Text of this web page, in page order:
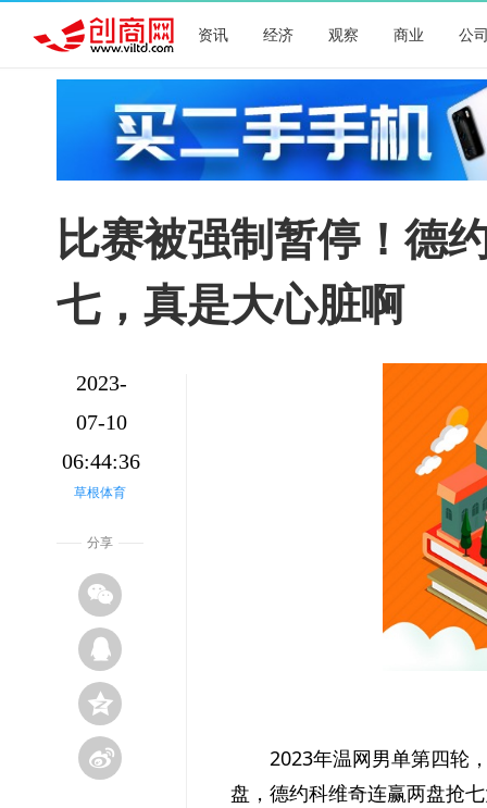
资讯 经济 观察 商业 公
比赛被强制暂停！德
七，真是大心脏啊
2023-
07-10
06:44:36
草根体育
分享
2023年温网男单第四轮
盘，德约科维奇连赢两盘抢